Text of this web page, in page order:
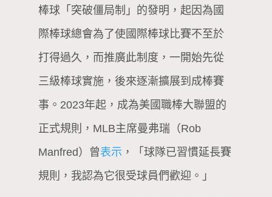
棒球「突破僵局制」的發明，起因為國
際棒球總會為了使國際棒球比賽不至於
打得過久，而推廣此制度，一開始先從
三級棒球實施，後來逐漸擴展到成棒賽
事。2023年起，成為美國職棒大聯盟的
正式規則，MLB主席曼弗瑞（Rob
Manfred）曾表示 ，「球隊已習慣延長賽
規則，我認為它很受球員們歡迎。」